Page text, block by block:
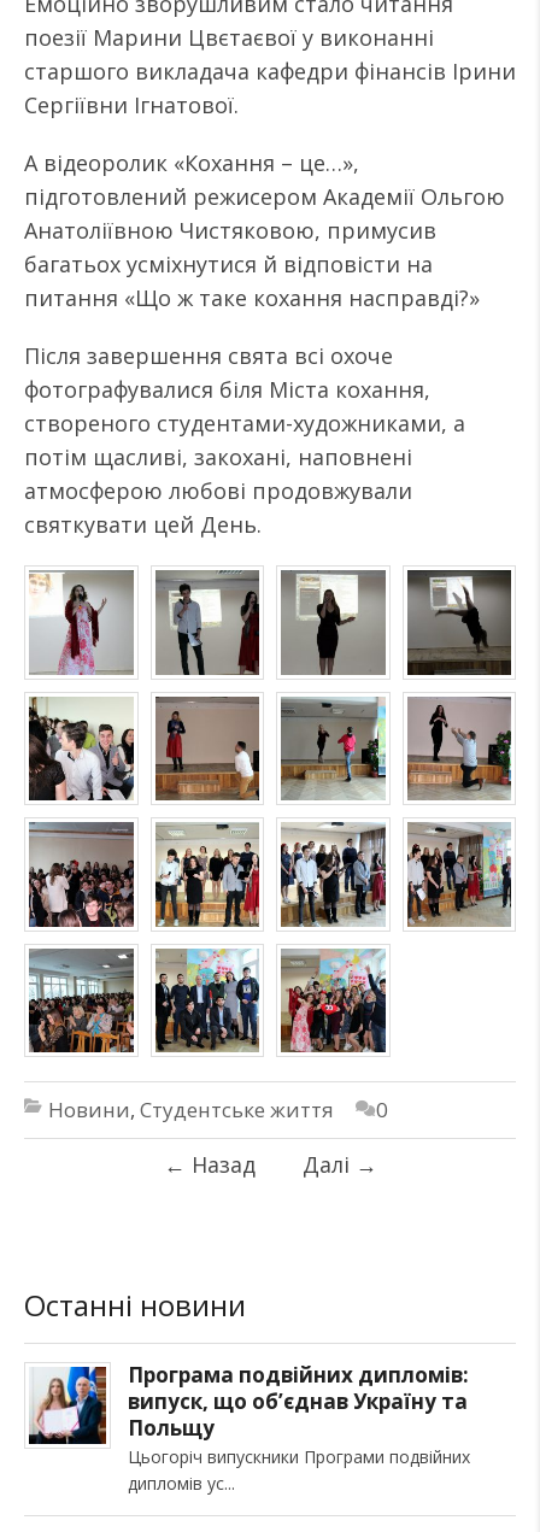
поезії Марини Цвєтаєвої у виконанні
старшого викладача кафедри фінансів Ірини
Сергіївни Ігнатової.
А відеоролик «Кохання – це…»,
підготовлений режисером Академії Ольгою
Анатоліївною Чистяковою, примусив
багатьох усміхнутися й відповісти на
питання «Що ж таке кохання насправді?»
Після завершення свята всі охоче
фотографувалися біля Міста кохання,
створеного студентами-художниками, а
потім щасливі, закохані, наповнені
атмосферою любові продовжували
святкувати цей День.
Новини, Студентське життя 0
← Назад Далі →
Останні новини
Програма подвійних дипломів:
випуск, що об’єднав Україну та
Польщу
Цьогоріч випускники Програми подвійних
дипломів ус